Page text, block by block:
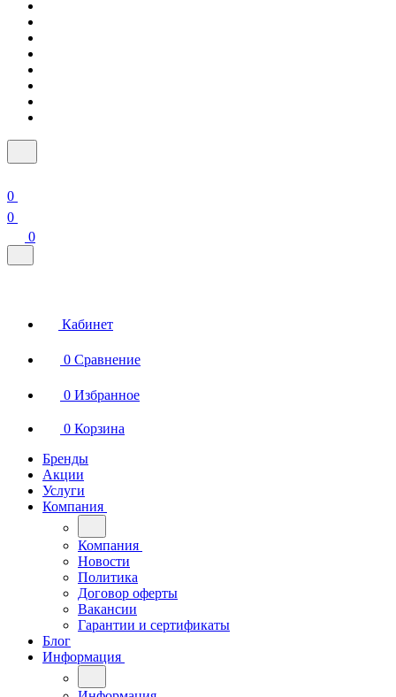
0
0
0
Кабинет
0 Сравнение
0 Избранное
0 Корзина
Бренды
Акции
Услуги
Компания
Компания
Новости
Политика
Договор оферты
Вакансии
Гарантии и сертификаты
Блог
Информация